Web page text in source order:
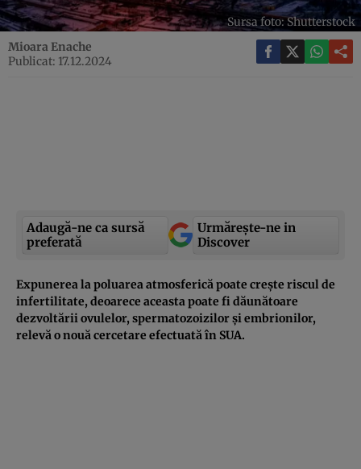
Sursa foto: Shutterstock
Mioara Enache
Publicat: 17.12.2024
Adaugă-ne ca sursă
preferată
Urmărește-ne in
Discover
Expunerea la poluarea atmosferică poate crește riscul de
infertilitate, deoarece aceasta poate fi dăunătoare
dezvoltării ovulelor, spermatozoizilor și embrionilor,
relevă o nouă cercetare efectuată în SUA.